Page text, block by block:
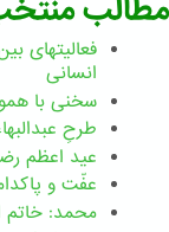
مطالب
فعالیتهای
انسانی
سخنی با
طرحِ
عید اعظم
عفّت و
محمد: خاتم